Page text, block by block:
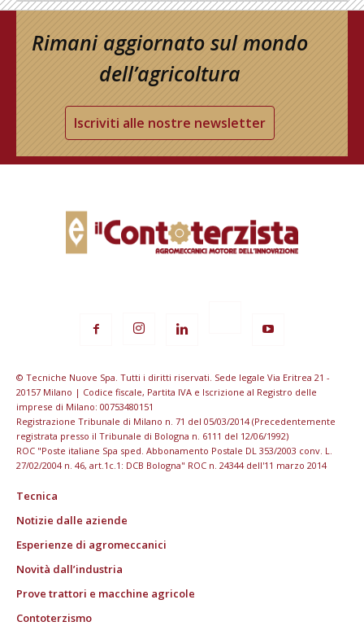
Rimani aggiornato sul mondo
dell’agricoltura
Iscriviti alle nostre newsletter
© Tecniche Nuove Spa. Tutti i diritti riservati. Sede legale Via Eritrea 21 -
20157 Milano | Codice fiscale, Partita IVA e Iscrizione al Registro delle
imprese di Milano: 00753480151
Registrazione Tribunale di Milano n. 71 del 05/03/2014 (Precedentemente
registrata presso il Tribunale di Bologna n. 6111 del 12/06/1992)
ROC "Poste italiane Spa sped. Abbonamento Postale DL 353/2003 conv. L.
27/02/2004 n. 46, art.1c.1: DCB Bologna" ROC n. 24344 dell'11 marzo 2014
Tecnica
Notizie dalle aziende
Esperienze di agromeccanici
Novità dall’industria
Prove trattori e macchine agricole
Contoterzismo